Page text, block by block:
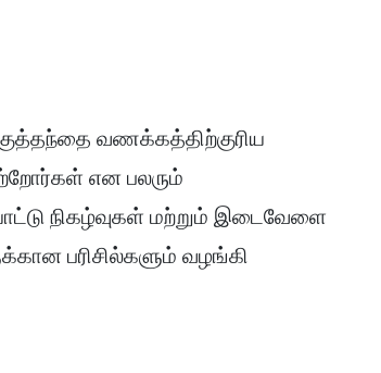
வணக்கத்திற்குரிய
என பலரும்
நிகழ்வுகள் மற்றும் இடைவேளை
பரிசில்களும் வழங்கி